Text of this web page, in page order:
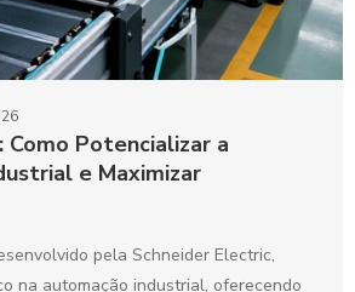
Como Potencializar a
e Maximizar
pela Schneider Electric,
na automação industrial, oferecendo